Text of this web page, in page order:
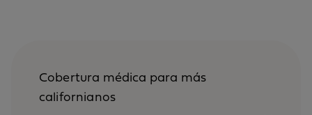
Cobertura médica para más
californianos